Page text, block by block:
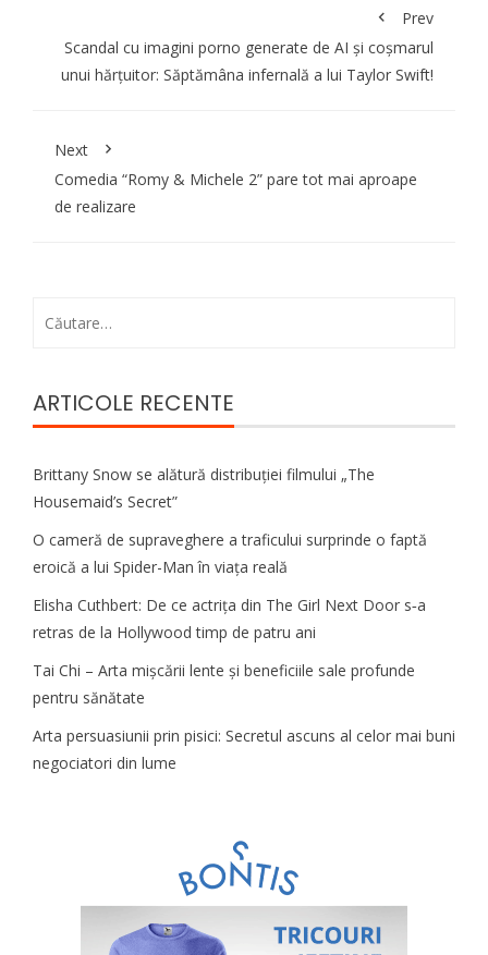
Prev
Scandal cu imagini porno generate de AI și coșmarul
unui hărțuitor: Săptămâna infernală a lui Taylor Swift!
Next
Comedia “Romy & Michele 2” pare tot mai aproape
de realizare
ARTICOLE RECENTE
Brittany Snow se alătură distribuției filmului „The
Housemaid’s Secret”
O cameră de supraveghere a traficului surprinde o faptă
eroică a lui Spider-Man în viața reală
Elisha Cuthbert: De ce actrița din The Girl Next Door s‑a
retras de la Hollywood timp de patru ani
Tai Chi – Arta mișcării lente și beneficiile sale profunde
pentru sănătate
Arta persuasiunii prin pisici: Secretul ascuns al celor mai buni
negociatori din lume